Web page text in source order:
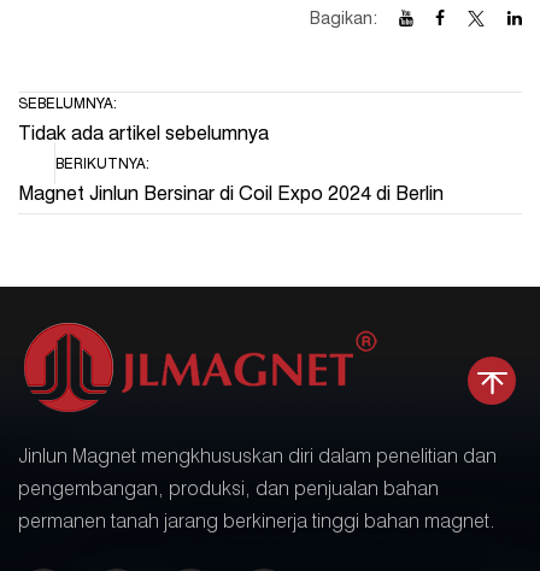
Bagikan:
SEBELUMNYA:
Tidak ada artikel sebelumnya
BERIKUTNYA:
Magnet Jinlun Bersinar di Coil Expo 2024 di Berlin
Jinlun Magnet mengkhususkan diri dalam penelitian dan
pengembangan, produksi, dan penjualan bahan
permanen tanah jarang berkinerja tinggi bahan magnet.